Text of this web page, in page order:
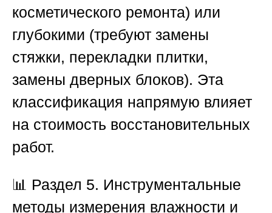
косметического ремонта) или
глубокими (требуют замены
стяжки, перекладки плитки,
замены дверных блоков). Эта
классификация напрямую влияет
на стоимость восстановительных
работ.
📊 Раздел 5. Инструментальные
методы измерения влажности и